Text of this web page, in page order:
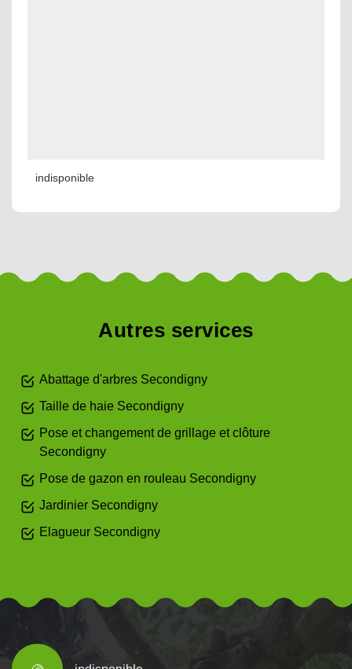
indisponible
Autres services
Abattage d'arbres Secondigny
Taille de haie Secondigny
Pose et changement de grillage et clôture
Secondigny
Pose de gazon en rouleau Secondigny
Jardinier Secondigny
Elagueur Secondigny